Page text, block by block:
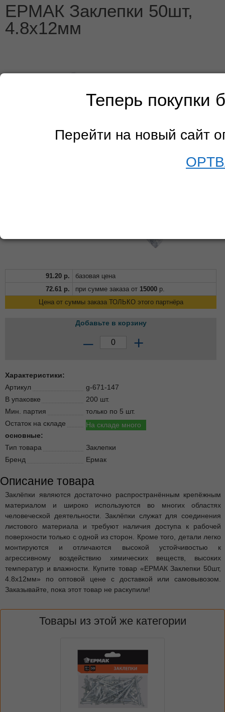
Теперь покупки
Перейти на новый сайт
ЕРМАК Заклепки 50шт,
4.8х12мм
91.20 р.
базовая цена
72.61 р. при сумме заказа от 15000 р.
Цена от суммы заказа ТОЛЬКО этого партнёра
Добавьте в корзину
– +
Характеристики:
Артикул
g-671-147
В упаковке
200 шт.
Мин. партия
только по 5 шт.
Остаток на складе
На складе много
основные:
Тип товара
Заклепки
Бренд
Ермак
Описание товара
Заклёпки являются достаточно распространённым крепёжным
материалом и широко используются во многих областях
человеческой деятельности. Заклёпки служат для соединения
листового материала и требуют наличия доступа к рабочей
поверхности только с одной из сторон. Кроме того, детали легко
монтируются и отличаются высокой устойчивостью к
агрессивному воздействию химических веществ, высоких
температур и влажности. Купите товар «ЕРМАК Заклепки 50шт,
4.8х12мм» по оптовой цене с доставкой или самовывозом.
Заказывайте, пока этот товар не раскупили!
Товары из этой же категории